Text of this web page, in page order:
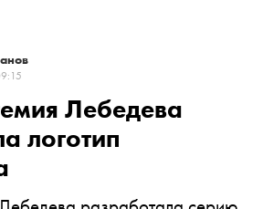
Лебедева
логотип